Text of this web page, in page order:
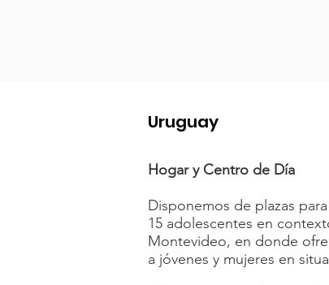
Uruguay
Hogar y Centro de Día
Disponemos de plazas
15 adolescentes en
Montevideo, en donde
a jóvenes y mujeres en